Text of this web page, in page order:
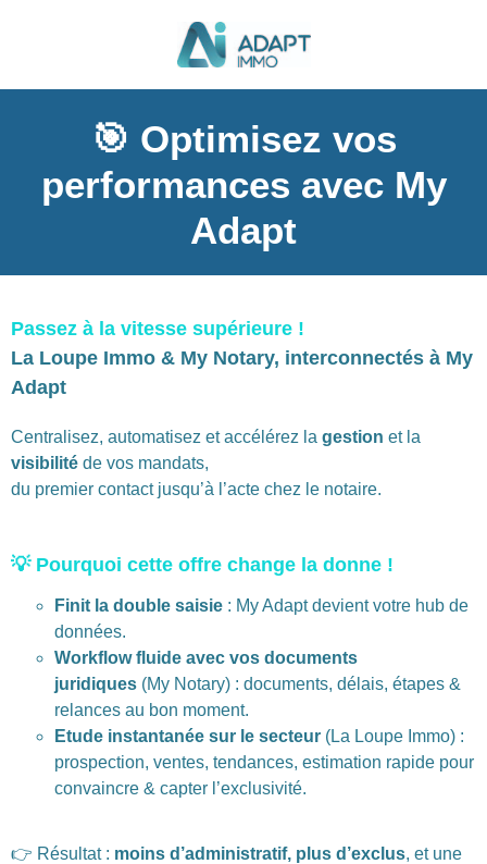
🎯 Optimisez vos
performances avec My
Adapt
Passez à la vitesse supérieure !
La Loupe Immo & My Notary, interconnectés à My
Adapt
Centralisez, automatisez et accélérez la gestion et la
visibilité de vos mandats,
du premier contact jusqu’à l’acte chez le notaire.
💡 Pourquoi cette offre change la donne !
Finit la double saisie : My Adapt devient votre hub de
données.
Workflow fluide avec vos documents
juridiques (My Notary) : documents, délais, étapes &
relances au bon moment.
Etude instantanée sur le secteur (La Loupe Immo) :
prospection, ventes, tendances, estimation rapide pour
convaincre & capter l’exclusivité.
👉 Résultat : moins d’administratif, plus d’exclus, et une